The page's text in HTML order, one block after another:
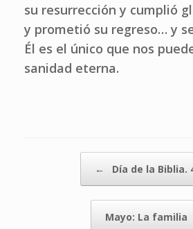
su resurrección y cumplió
y prometió su regreso… y
Él es el único que nos
sanidad eterna.
← Día de la Biblia.
Mayo: La familia